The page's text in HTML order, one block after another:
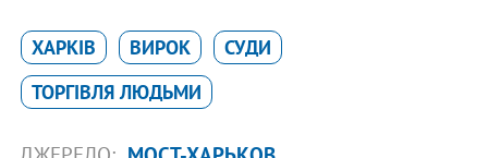
ХАРКІВ ВИРОК
СУДИ
ТОРГІВЛЯ ЛЮДЬМИ